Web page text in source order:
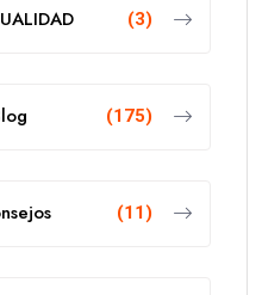
(3)
(175)
(11)